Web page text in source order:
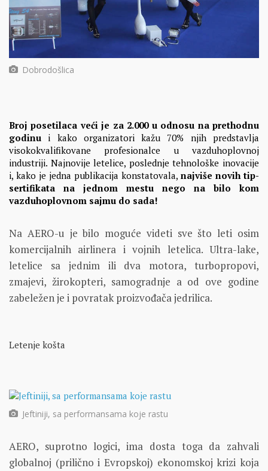
Dobrodošlica
Broj posetilaca veći je za 2.000 u odnosu na prethodnu
godinu i kako organizatori kažu 70% njih predstavlja
visokokvalifikovane profesionalce u vazduhoplovnoj
industriji. Najnovije letelice, poslednje tehnološke inovacije
i, kako je jedna publikacija konstatovala, najviše novih tip-
sertifikata na jednom mestu nego na bilo kom
vazduhoplovnom sajmu do sada!
Na AERO-u je bilo moguće videti sve što leti osim
komercijalnih airlinera i vojnih letelica. Ultra-lake,
letelice sa jednim ili dva motora, turbopropovi,
zmajevi, žirokopteri, samogradnje a od ove godine
zabeležen je i povratak proizvođača jedrilica.
Letenje košta
Jeftiniji, sa performansama koje rastu
AERO, suprotno logici, ima dosta toga da zahvali
globalnoj (prilično i Evropskoj) ekonomskoj krizi koja